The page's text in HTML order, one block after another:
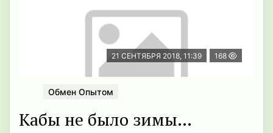
21 СЕНТЯБРЯ 2018, 11:39 168
Обмен Опытом
Кабы не было зимы…